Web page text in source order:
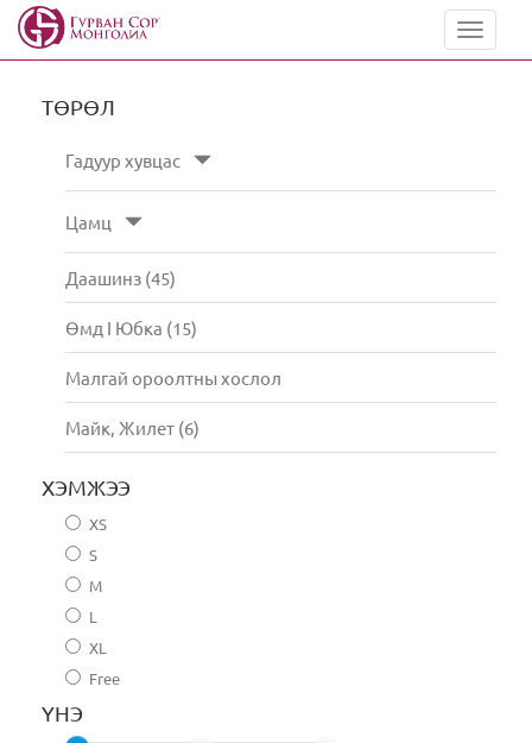
Toggle
ТӨРӨЛ
Гадуур хувцас
Цамц
Даашинз (45)
Өмд I Юбка (15)
Малгай ороолтны хослол
Майк, Жилет (6)
ХЭМЖЭЭ
XS
S
M
L
XL
Free
ҮНЭ